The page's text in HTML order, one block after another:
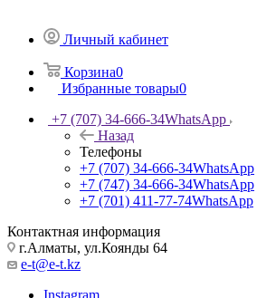
Личный кабинет
Корзина0
Избранные товары0
+7 (707) 34-666-34WhatsApp
Назад
Телефоны
+7 (707) 34-666-34WhatsApp
+7 (747) 34-666-34WhatsApp
+7 (701) 411-77-74WhatsApp
Контактная информация
г.Алматы, ул.Коянды 64
e-t@e-t.kz
Instagram